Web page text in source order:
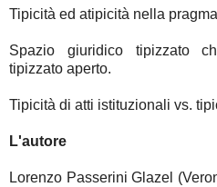
Tipicità ed atipicità nella
Spazio giuridico tipizzato
tipizzato aperto.
Tipicità di atti istituzionali vs.
L'autore
Lorenzo Passerini Glazel